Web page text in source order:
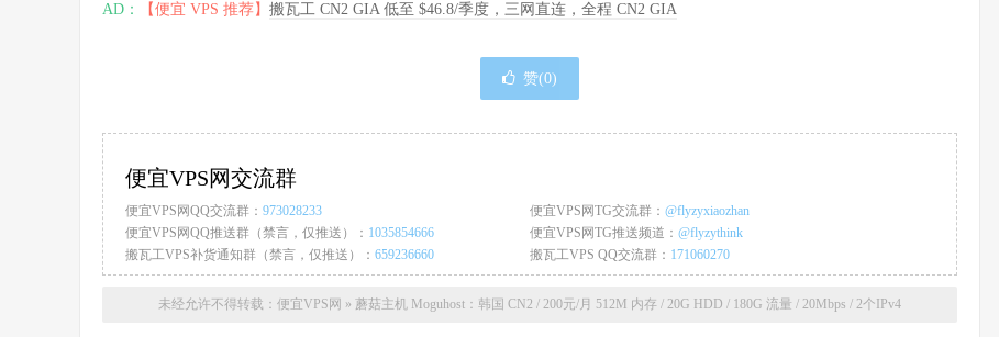
AD： 【便宜 VPS 推荐】 搬瓦工 CN2 GIA 低至 $46.8/季度，三网直连，全程 CN2 GIA
赞(0)
便宜VPS网交流群
便宜VPS网QQ交流群： 973028233 便宜VPS网TG交流群： @flyzyxiaozhan
便宜VPS网QQ推送群（禁言，仅推送）： 1035854666 便宜VPS网TG推送频道： @flyzythink
搬瓦工VPS补货通知群（禁言，仅推送）： 659236660 搬瓦工VPS QQ交流群： 171060270
未经允许不得转载： 便宜VPS网 » 蘑菇主机 Moguhost：韩国 CN2 / 200元/月 512M 内存 / 20G HDD / 180G 流量 / 20Mbps / 2个IPv4